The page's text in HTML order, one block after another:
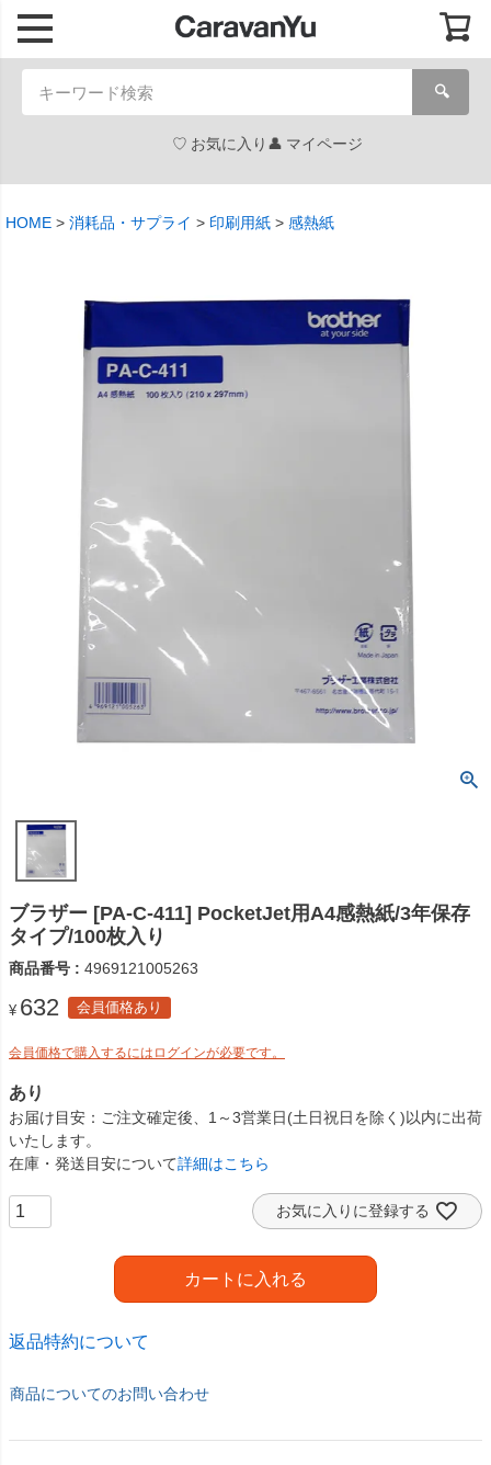
🔍
お気に入り マイページ
HOME 消耗品・サプライ 印刷用紙 感熱紙
ブラザー [PA-C-411] PocketJet用A4感熱紙/3年保存
タイプ/100枚入り
商品番号 4969121005263
¥ 632 会員価格あり
会員価格で購入するにはログインが必要です。
あり
お届け目安
ご注文確定後、1～3営業日(土日祝日を除く)以内に出荷
いたします。
在庫・発送目安について詳細はこちら
お気に入りに登録する
カートに入れる
返品特約について
商品についてのお問い合わせ